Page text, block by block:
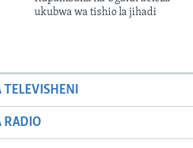
ukubwa wa tishio la jihadi
RADIO